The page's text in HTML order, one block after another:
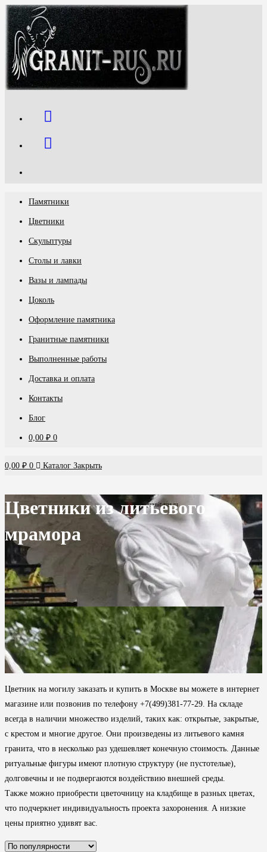
Перейти
к
содержимому
Памятники
Цветники
Скульптуры
Столы и лавки
Вазы и лампады
Цоколь
Оформление памятника
Гранитные памятники
Выполненные работы
Доставка и оплата
Контакты
Блог
0,00 ₽ 0
0,00 ₽ 0 Каталог Закрыть
Цветники из литьевого
мрамора
Цветник на могилу заказать и купить в Москве вы можете в интернет
магазине или позвонив по телефону +7(499)381-77-29. На складе
всегда в наличии множество изделий, таких как: открытые, закрытые,
с крестом и многие другое. Они произведены из литьевого камня
гранита, что в несколько раз удешевляет конечную стоимость. Данные
ритуальные фигуры имеют плотную структуру (не пустотелые),
долговечны и не подвергаются воздействию внешней среды.
Также можно приобрести цветочницу на кладбище в разных цветах,
что подчеркнет индивидуальность проекта захоронения. А низкие
цены приятно удивят вас.